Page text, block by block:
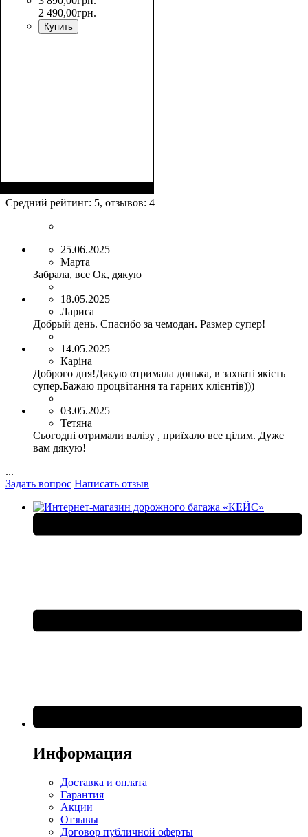
2 490,00грн.
Купить
75х50х30+5
Средний рейтинг: 5, отзывов: 4
25.06.2025
Марта
Забрала, все Ок, дякую
18.05.2025
Лариса
Добрый день. Спасибо за чемодан. Размер супер!
14.05.2025
Каріна
Доброго дня!Дякую отримала донька, в захваті якість
супер.Бажаю процвітання та гарних клієнтів)))
03.05.2025
Тетяна
Сьогодні отримали валізу , приїхало все цілим. Дуже
вам дякую!
...
Задать вопрос Написать отзыв
Информация
Доставка и оплата
Гарантия
Акции
Отзывы
Договор публичной оферты